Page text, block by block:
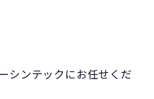
シンテックにお任せくだ